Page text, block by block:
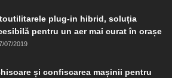
plug-in hibrid, soluția
pentru un aer mai curat în orașe
07/2019
și confiscarea mașinii pentru